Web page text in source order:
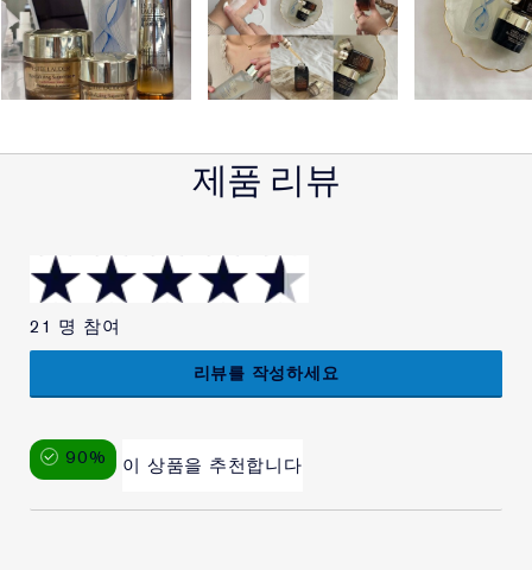
제품 리뷰
21 명 참여
리뷰를 작성하세요
90% 이 상품을 추천합니다